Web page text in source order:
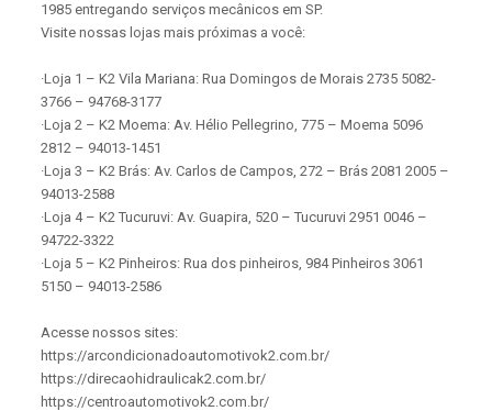
1985 entregando serviços mecânicos em SP.
Visite nossas lojas mais próximas a você:
·Loja 1 – K2 Vila Mariana: Rua Domingos de Morais 2735 5082-
3766 – 94768-3177
·Loja 2 – K2 Moema: Av. Hélio Pellegrino, 775 – Moema 5096
2812 – 94013-1451
·Loja 3 – K2 Brás: Av. Carlos de Campos, 272 – Brás 2081 2005 –
94013-2588
·Loja 4 – K2 Tucuruvi: Av. Guapira, 520 – Tucuruvi 2951 0046 –
94722-3322
·Loja 5 – K2 Pinheiros: Rua dos pinheiros, 984 Pinheiros 3061
5150 – 94013-2586
Acesse nossos sites:
https://arcondicionadoautomotivok2.com.br/
https://direcaohidraulicak2.com.br/
https://centroautomotivok2.com.br/